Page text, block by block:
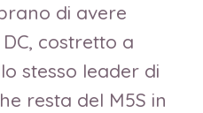
di avere
costretto a
stesso leader di
resta del M5S in